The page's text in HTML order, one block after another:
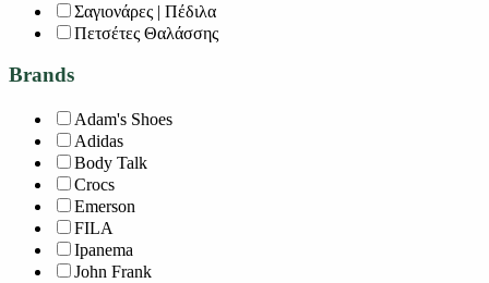
Σαγιονάρες | Πέδιλα
Πετσέτες Θαλάσσης
Brands
Adam's Shoes
Adidas
Body Talk
Crocs
Emerson
FILA
Ipanema
John Frank